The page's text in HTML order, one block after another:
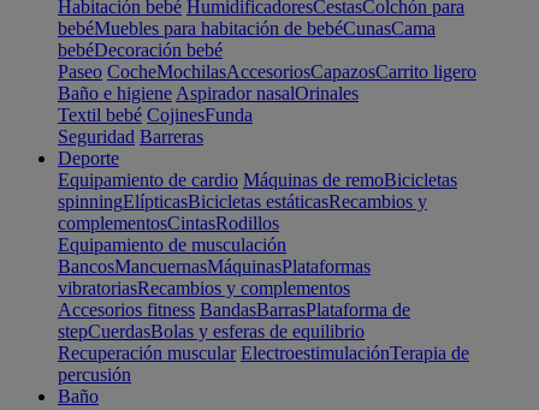
Habitación bebé HumidificadoresCestasColchón para
bebéMuebles para habitación de bebéCunasCama
bebéDecoración bebé
Paseo CocheMochilasAccesoriosCapazosCarrito ligero
Baño e higiene Aspirador nasalOrinales
Textil bebé CojinesFunda
Seguridad Barreras
Deporte
Equipamiento de cardio Máquinas de remoBicicletas
spinningElípticasBicicletas estáticasRecambios y
complementosCintasRodillos
Equipamiento de musculación
BancosMancuernasMáquinasPlataformas
vibratoriasRecambios y complementos
Accesorios fitness BandasBarrasPlataforma de
stepCuerdasBolas y esferas de equilibrio
Recuperación muscular ElectroestimulaciónTerapia de
percusión
Baño